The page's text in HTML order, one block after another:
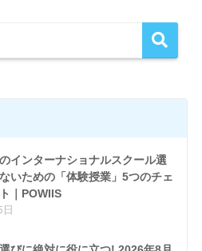
インターナショナルスクール選
いための「体験授業」5つのチェ
｜POWIIS
日